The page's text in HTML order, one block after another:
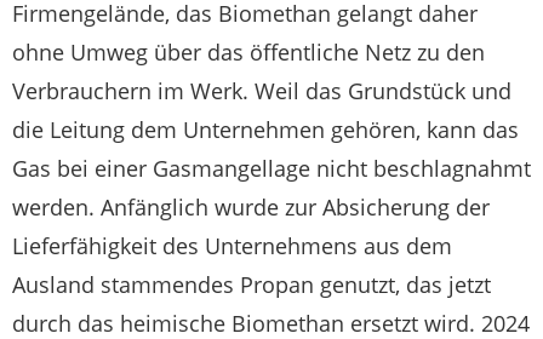
Firmengelände, das Biomethan gelangt daher
ohne Umweg über das öffentliche Netz zu den
Verbrauchern im Werk. Weil das Grundstück und
die Leitung dem Unternehmen gehören, kann das
Gas bei einer Gasmangellage nicht beschlagnahmt
werden. Anfänglich wurde zur Absicherung der
Lieferfähigkeit des Unternehmens aus dem
Ausland stammendes Propan genutzt, das jetzt
durch das heimische Biomethan ersetzt wird. 2024